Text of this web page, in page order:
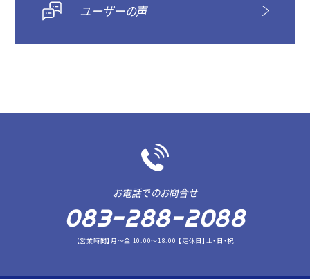
ユーザーの声
お電話でのお問合せ
083-288-2088
【営業時間】月～金 10:00～18:00 【定休日】土・日・祝